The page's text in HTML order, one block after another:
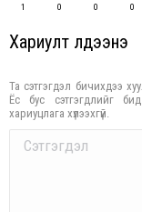
1 0 0 0
Хариулт үлдээнэ үү
Та сэтгэгдэл бичихдээ
Ёс бус сэтгэгдлийг
хариуцлага хүлээхгүй.
Comment